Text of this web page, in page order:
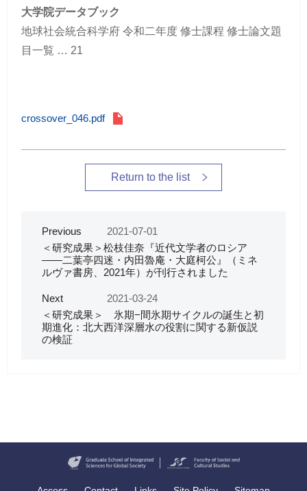
大学院データブック
地球社会統合科学府 令和二年度 修士課程 修士論文題
目一覧 … 21
crossover_046.pdf
Return to the list
Previous
2021-07-01
＜研究成果＞松枝佳奈『近代文学者のロシア
——二葉亭四迷・内田魯庵・大庭柯公』（ミネ
ルヴァ書房、2021年）が刊行されました
Next
2021-03-24
＜研究成果＞ 氷期−間氷期サイクルの誕生と初
期進化：北大西洋深層水の役割に関する新仮説
の検証